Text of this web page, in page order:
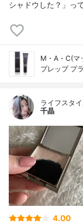
シャドウした？」っ
M・A・C(マ
プレップ プ
ライフスタ
千晶
4.00